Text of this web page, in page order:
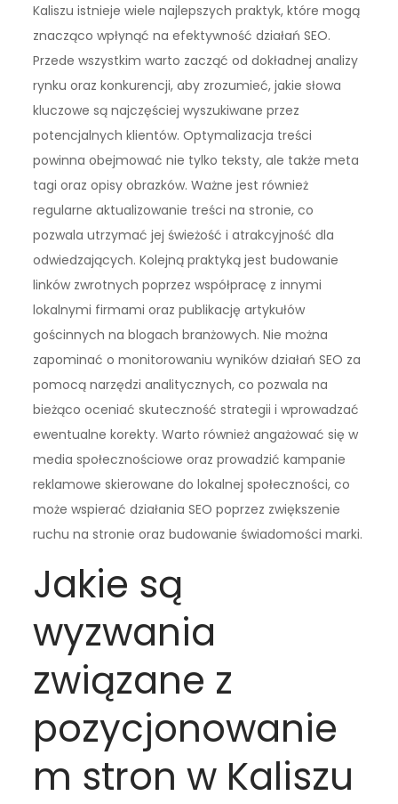
Kaliszu istnieje wiele najlepszych praktyk, które mogą
znacząco wpłynąć na efektywność działań SEO.
Przede wszystkim warto zacząć od dokładnej analizy
rynku oraz konkurencji, aby zrozumieć, jakie słowa
kluczowe są najczęściej wyszukiwane przez
potencjalnych klientów. Optymalizacja treści
powinna obejmować nie tylko teksty, ale także meta
tagi oraz opisy obrazków. Ważne jest również
regularne aktualizowanie treści na stronie, co
pozwala utrzymać jej świeżość i atrakcyjność dla
odwiedzających. Kolejną praktyką jest budowanie
linków zwrotnych poprzez współpracę z innymi
lokalnymi firmami oraz publikację artykułów
gościnnych na blogach branżowych. Nie można
zapominać o monitorowaniu wyników działań SEO za
pomocą narzędzi analitycznych, co pozwala na
bieżąco oceniać skuteczność strategii i wprowadzać
ewentualne korekty. Warto również angażować się w
media społecznościowe oraz prowadzić kampanie
reklamowe skierowane do lokalnej społeczności, co
może wspierać działania SEO poprzez zwiększenie
ruchu na stronie oraz budowanie świadomości marki.
Jakie są
wyzwania
związane z
pozycjonowanie
m stron w Kaliszu